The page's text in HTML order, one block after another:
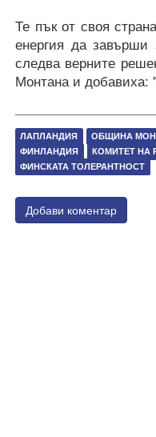
Те пък от своя
енергия да завърши
следва верните
Монтана и добавиха:
ЛАПЛАНДИЯ ОБЩИНА
ФИНЛАНДИЯ
КОМИТЕТ НА
ФИНСКАТА ТОЛЕРАНТНОСТ
Добави коментар